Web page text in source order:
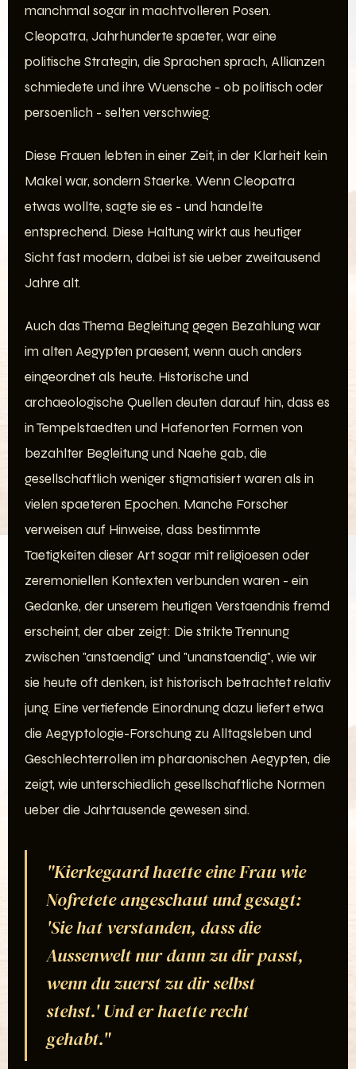
manchmal sogar in machtvolleren Posen.
Cleopatra, Jahrhunderte spaeter, war eine
politische Strategin, die Sprachen sprach, Allianzen
schmiedete und ihre Wuensche - ob politisch oder
persoenlich - selten verschwieg.
Diese Frauen lebten in einer Zeit, in der Klarheit kein
Makel war, sondern Staerke. Wenn Cleopatra
etwas wollte, sagte sie es - und handelte
entsprechend. Diese Haltung wirkt aus heutiger
Sicht fast modern, dabei ist sie ueber zweitausend
Jahre alt.
Auch das Thema Begleitung gegen Bezahlung war
im alten Aegypten praesent, wenn auch anders
eingeordnet als heute. Historische und
archaeologische Quellen deuten darauf hin, dass es
in Tempelstaedten und Hafenorten Formen von
bezahlter Begleitung und Naehe gab, die
gesellschaftlich weniger stigmatisiert waren als in
vielen spaeteren Epochen. Manche Forscher
verweisen auf Hinweise, dass bestimmte
Taetigkeiten dieser Art sogar mit religioesen oder
zeremoniellen Kontexten verbunden waren - ein
Gedanke, der unserem heutigen Verstaendnis fremd
erscheint, der aber zeigt: Die strikte Trennung
zwischen "anstaendig" und "unanstaendig", wie wir
sie heute oft denken, ist historisch betrachtet relativ
jung. Eine vertiefende Einordnung dazu liefert etwa
die Aegyptologie-Forschung zu Alltagsleben und
Geschlechterrollen im pharaonischen Aegypten, die
zeigt, wie unterschiedlich gesellschaftliche Normen
ueber die Jahrtausende gewesen sind.
"Kierkegaard haette eine Frau wie
Nofretete angeschaut und gesagt:
'Sie hat verstanden, dass die
Aussenwelt nur dann zu dir passt,
wenn du zuerst zu dir selbst
stehst.' Und er haette recht
gehabt."